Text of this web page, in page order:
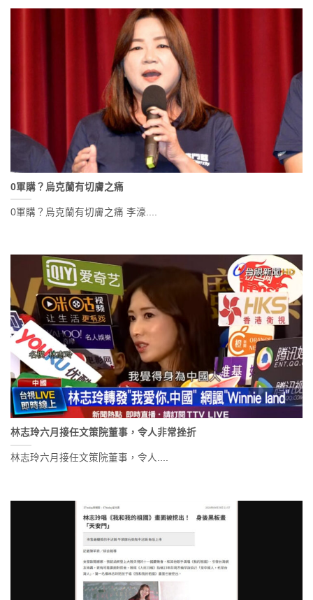
0軍購？烏克蘭有切膚之痛
0軍購？烏克蘭有切膚之痛 李濠....
林志玲六月接任文策院董事，令人非常挫折
林志玲六月接任文策院董事，令人....